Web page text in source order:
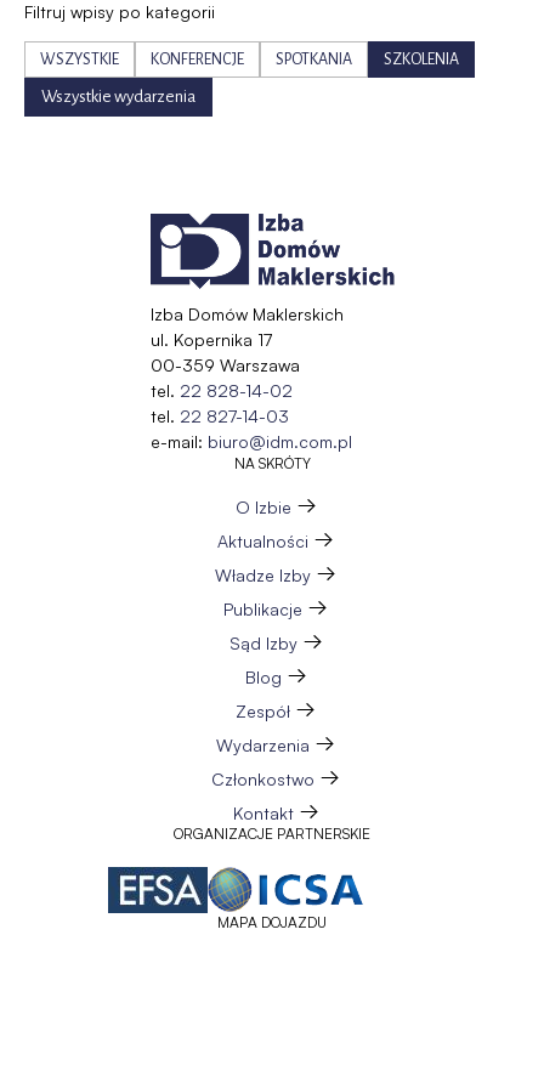
Filtruj wpisy po kategorii
WSZYSTKIE KONFERENCJE SPOTKANIA SZKOLENIA
Wszystkie wydarzenia
Izba Domów Maklerskich
ul. Kopernika 17
00-359 Warszawa
tel. 22 828-14-02
tel. 22 827-14-03
e-mail: biuro@idm.com.pl
NA SKRÓTY
O Izbie
Aktualności
Władze Izby
Publikacje
Sąd Izby
Blog
Zespół
Wydarzenia
Członkostwo
Kontakt
ORGANIZACJE PARTNERSKIE
MAPA DOJAZDU